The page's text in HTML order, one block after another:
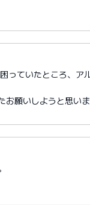
っていたところ、ア
願いしようと思いま